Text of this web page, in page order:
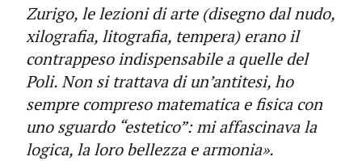
Zurigo, le lezioni di arte (disegno dal nudo,
xilografia, litografia, tempera) erano il
contrappeso indispensabile a quelle del
Poli. Non si trattava di un’antitesi, ho
sempre compreso matematica e fisica con
uno sguardo “estetico”: mi affascinava la
logica, la loro bellezza e armonia».